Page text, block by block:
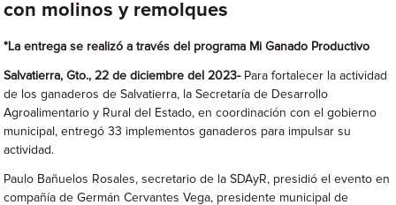
con molinos y remolques
*La entrega se realizó a través del programa Mi Ganado Productivo
Salvatierra, Gto., 22 de diciembre del 2023-Para fortalecer la actividad
de los ganaderos de Salvatierra, la Secretaría de Desarrollo
Agroalimentario y Rural del Estado, en coordinación con el gobierno
municipal, entregó 33 implementos ganaderos para impulsar su
actividad.
Paulo Bañuelos Rosales, secretario de la SDAyR, presidió el evento en
compañía de Germán Cervantes Vega, presidente municipal de